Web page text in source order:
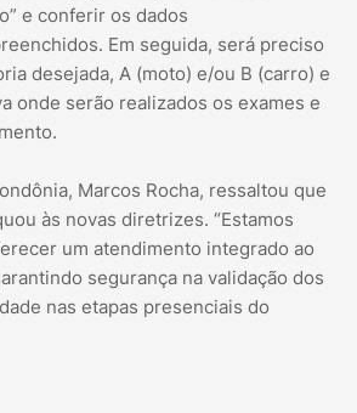
e conferir os dados
Em seguida, será preciso
desejada, A (moto) e/ou B (carro) e
onde serão realizados os exames e
Marcos Rocha, ressaltou que
às novas diretrizes. “Estamos
um atendimento integrado ao
segurança na validação dos
nas etapas presenciais do